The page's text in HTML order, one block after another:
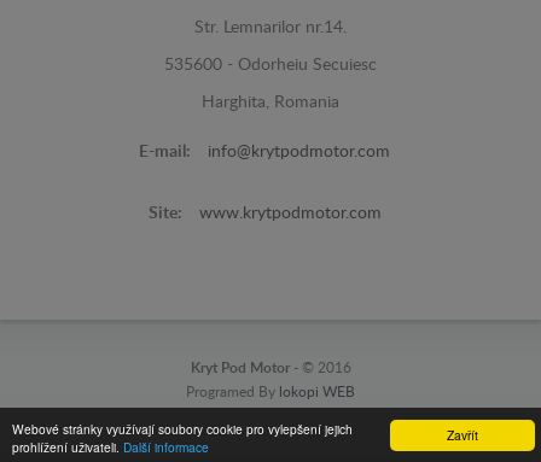
Zavřít
Webové stránky využívají soubory cookie pro vylepšení jejich
prohlížení uživateli. Další informace
Str. Lemnarilor nr.14.
535600 - Odorheiu Secuiesc
Harghita, Romania
E-mail: info@krytpodmotor.com
Site: www.krytpodmotor.com
Kryt Pod Motor - © 2016
Programed By lokopi WEB